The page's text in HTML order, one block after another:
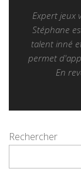
Expert jeux
Stéphane
talent inné
permet
En
Rechercher